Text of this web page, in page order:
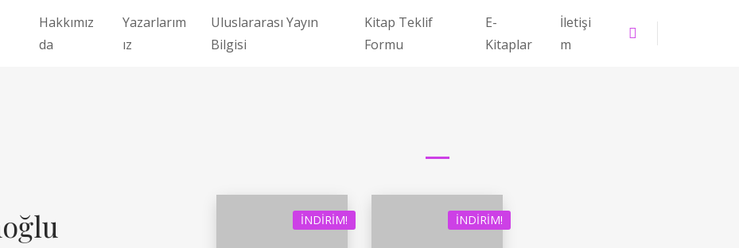
Hakkımız
da
Yazarlarım
ız
Uluslararası Yayın
Bilgisi
Kitap Teklif
Formu
E-
Kitaplar
İletişi
m
İNDIRIM! İNDIRIM!